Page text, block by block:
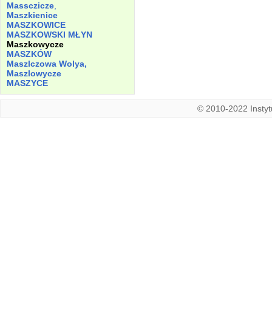
Massczicze
Maszkienice
MASZKOWICE
MASZKOWSKI MŁYN
Maszkowycze
MASZKÓW
Maszlczowa Wolya,
Maszlowycze
MASZYCE
© 2010-2022